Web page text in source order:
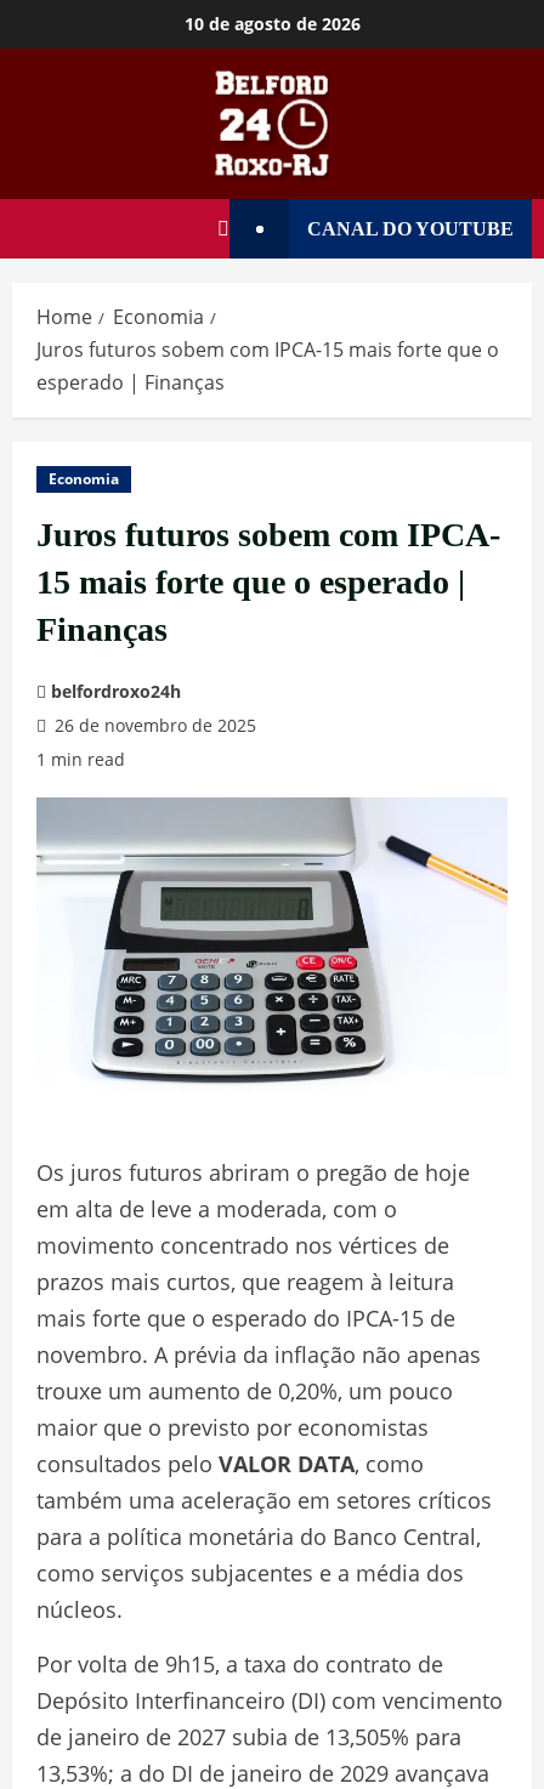
10 de agosto de 2026
CANAL DO YOUTUBE
Home
Economia
Juros futuros sobem com IPCA-15 mais forte que o
esperado | Finanças
Economia
Juros futuros sobem com IPCA-
15 mais forte que o esperado |
Finanças
belfordroxo24h
26 de novembro de 2025
1 min read
Os juros futuros abriram o pregão de hoje
em alta de leve a moderada, com o
movimento concentrado nos vértices de
prazos mais curtos, que reagem à leitura
mais forte que o esperado do IPCA-15 de
novembro. A prévia da inflação não apenas
trouxe um aumento de 0,20%, um pouco
maior que o previsto por economistas
consultados pelo VALOR DATA, como
também uma aceleração em setores críticos
para a política monetária do Banco Central,
como serviços subjacentes e a média dos
núcleos.
Por volta de 9h15, a taxa do contrato de
Depósito Interfinanceiro (DI) com vencimento
de janeiro de 2027 subia de 13,505% para
13,53%; a do DI de janeiro de 2029 avançava